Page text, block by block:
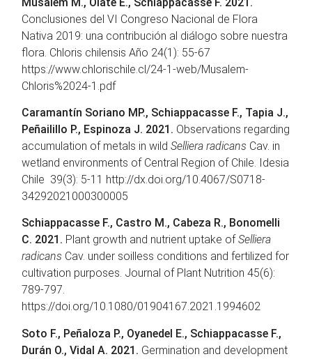
Conclusiones del VI Congreso Nacional de Flora
Nativa 2019: una contribución al diálogo sobre nuestra
flora. Chloris chilensis Año 24(1): 55-67
https://www.chlorischile.cl/24-1-web/Musalem-
Chloris%2024-1.pdf
Caramantín Soriano MP., Schiappacasse F., Tapia J.,
Peñailillo P., Espinoza J. 2021. Observations regarding
accumulation of metals in wild Selliera radicans Cav. in
wetland environments of Central Region of Chile. Idesia
Chile 39(3): 5-11 http://dx.doi.org/10.4067/S0718-
34292021000300005
Schiappacasse F., Castro M., Cabeza R., Bonomelli
C. 2021. Plant growth and nutrient uptake of Selliera
radicans Cav. under soilless conditions and fertilized for
cultivation purposes. Journal of Plant Nutrition 45(6):
789-797.
https://doi.org/10.1080/01904167.2021.1994602
Soto F., Peñaloza P., Oyanedel E., Schiappacasse F.,
Durán O., Vidal A. 2021. Germination and development